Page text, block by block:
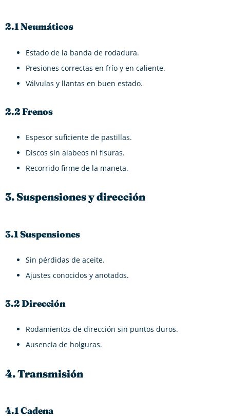
2.1 Neumáticos
Estado de la banda de rodadura.
Presiones correctas en frío y en caliente.
Válvulas y llantas en buen estado.
2.2 Frenos
Espesor suficiente de pastillas.
Discos sin alabeos ni fisuras.
Recorrido firme de la maneta.
3. Suspensiones y dirección
3.1 Suspensiones
Sin pérdidas de aceite.
Ajustes conocidos y anotados.
3.2 Dirección
Rodamientos de dirección sin puntos duros.
Ausencia de holguras.
4. Transmisión
4.1 Cadena